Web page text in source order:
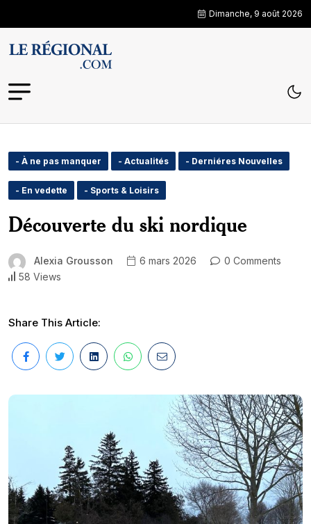
Dimanche, 9 août 2026
- À ne pas manquer - Actualités - Derniéres Nouvelles
- En vedette - Sports & Loisirs
Découverte du ski nordique
Alexia Grousson 6 mars 2026
0 Comments
58 Views
Share This Article: